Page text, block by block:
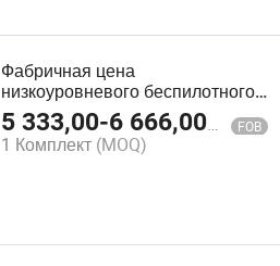
Фабричная цена
низкоуровневого беспилотного
вертолета для предотвращения
столкновений, дрон для
распыления
5 333,00-6 666,00$ FOB
1 Комплект (MOQ)